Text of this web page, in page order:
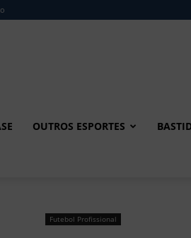
OUTROS ESPORTES
Futebol Profissional